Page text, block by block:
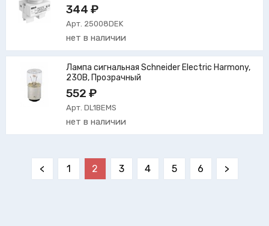
344 ₽
Арт. 25008DEK
нет в наличии
Лампа сигнальная Schneider Electric Harmony,
230В, Прозрачный
552 ₽
Арт. DL1BEMS
нет в наличии
< 1 2 3 4 5 6 >